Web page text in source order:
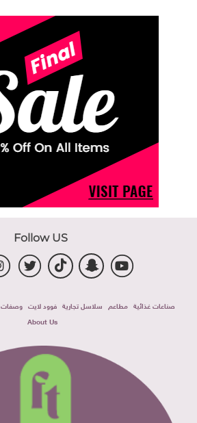
Follow US
صناعات غذائية مطاعم سلاسل تجارية فوود لايت وصفات
About Us